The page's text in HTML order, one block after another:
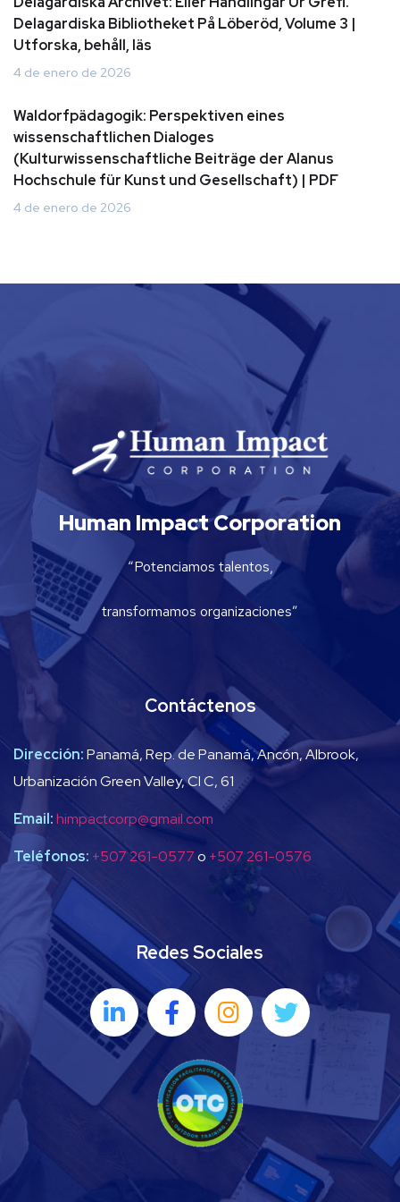
Delagardiska Bibliotheket På Löberöd, Volume 3 |
Utforska, behåll, läs
4 de enero de 2026
Waldorfpädagogik: Perspektiven eines
wissenschaftlichen Dialoges
(Kulturwissenschaftliche Beiträge der Alanus
Hochschule für Kunst und Gesellschaft) | PDF
4 de enero de 2026
Human Impact Corporation
“Potenciamos talentos,
transformamos organizaciones”
Contáctenos
Dirección:Panamá, Rep. de Panamá, Ancón, Albrook,
Urbanización Green Valley, Cl C, 61
Email:himpactcorp@gmail.com
Teléfonos: +507 261-0577o +507 261-0576
Redes Sociales